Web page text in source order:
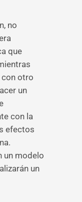
no
que
otro
un
con la
efectos
un modelo
un